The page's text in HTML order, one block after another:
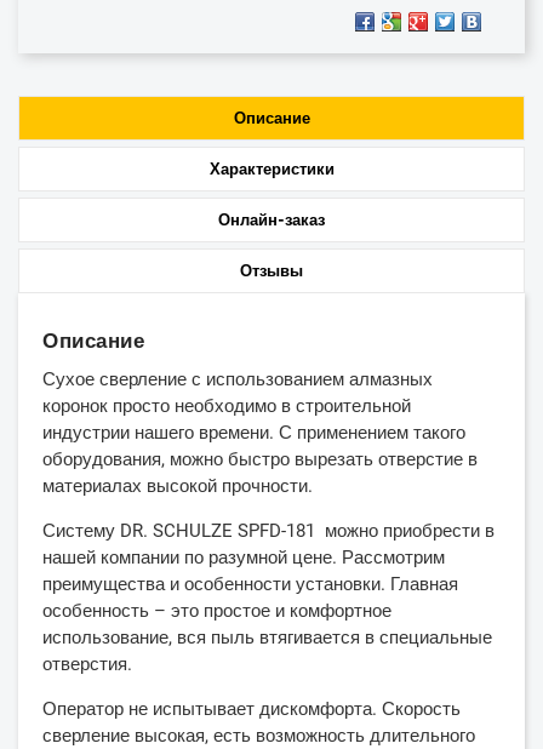
Описание
Характеристики
Онлайн-заказ
Отзывы
Описание
Сухое сверление с использованием алмазных
коронок просто необходимо в строительной
индустрии нашего времени. С применением такого
оборудования, можно быстро вырезать отверстие в
материалах высокой прочности.
Систему DR. SCHULZE SPFD-181 можно приобрести в
нашей компании по разумной цене. Рассмотрим
преимущества и особенности установки. Главная
особенность – это простое и комфортное
использование, вся пыль втягивается в специальные
отверстия.
Оператор не испытывает дискомфорта. Скорость
сверление высокая, есть возможность длительного